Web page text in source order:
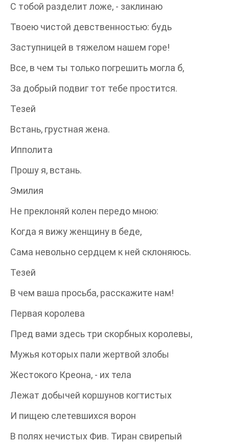
С тобой разделит ложе, - заклинаю
Твоею чистой девственностью: будь
Заступницей в тяжелом нашем горе!
Все, в чем ты только погрешить могла б,
За добрый подвиг тот тебе простится.
Тезей
Встань, грустная жена.
Ипполита
Прошу я, встань.
Эмилия
Не преклоняй колен передо мною:
Когда я вижу женщину в беде,
Сама невольно сердцем к ней склоняюсь.
Тезей
В чем ваша просьба, расскажите нам!
Первая королева
Пред вами здесь три скорбных королевы,
Мужья которых пали жертвой злобы
Жестокого Креона, - их тела
Лежат добычей коршунов когтистых
И пищею слетевшихся ворон
В полях нечистых Фив. Тиран свирепый